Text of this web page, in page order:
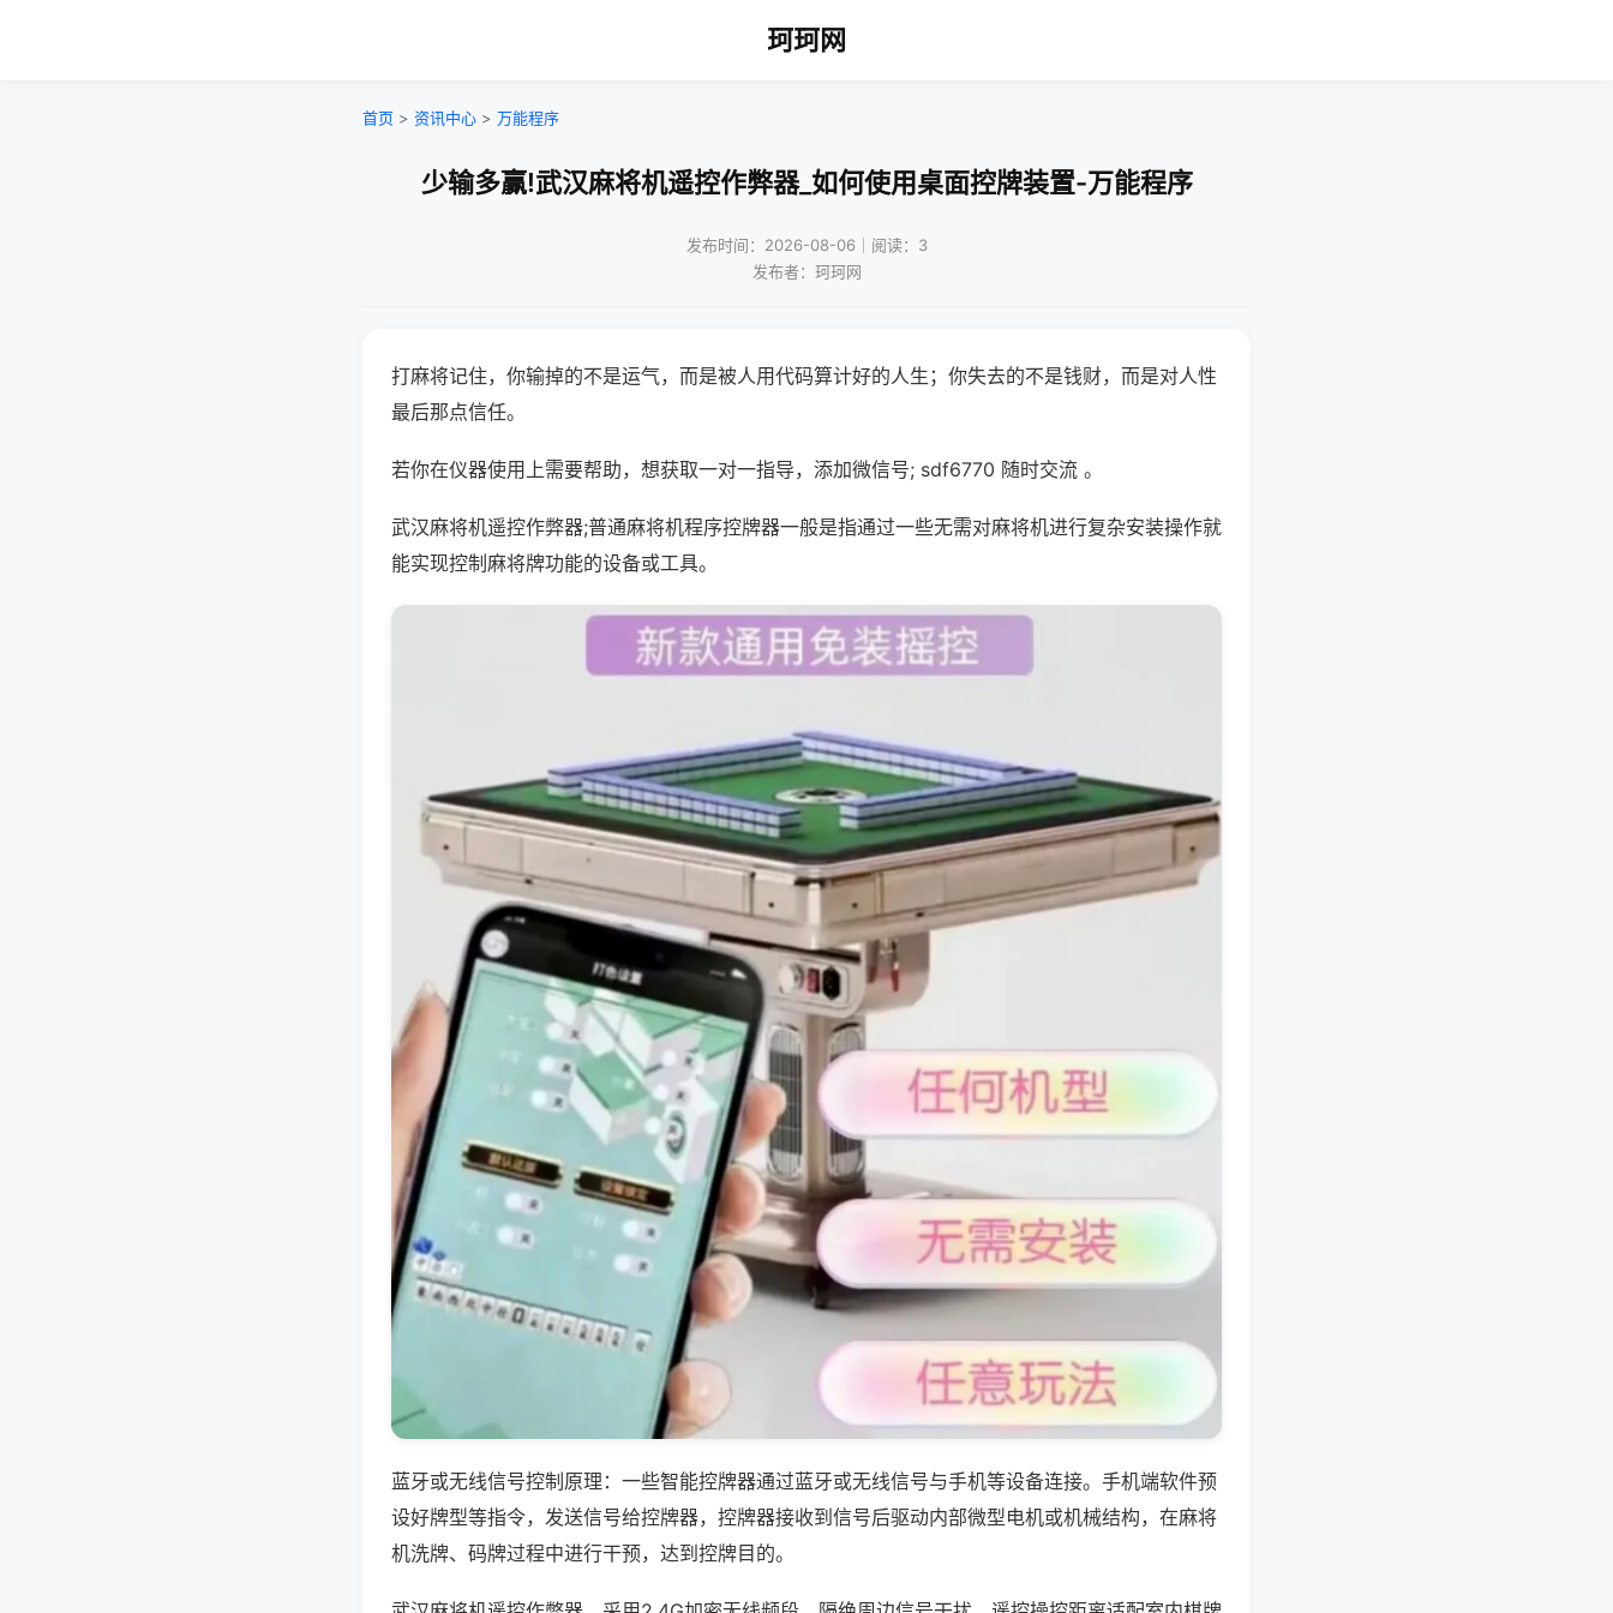
珂珂网
首页 > 资讯中心 > 万能程序
少输多赢!武汉麻将机遥控作弊器_如何使用桌面控牌装置-万能程序
发布时间：2026-08-06｜阅读：3
发布者：珂珂网
打麻将记住，你输掉的不是运气，而是被人用代码算计好的人生；你失去的不是钱财，而是对人性
最后那点信任。
若你在仪器使用上需要帮助，想获取一对一指导，添加微信号; sdf6770 随时交流 。
武汉麻将机遥控作弊器;普通麻将机程序控牌器一般是指通过一些无需对麻将机进行复杂安装操作就
能实现控制麻将牌功能的设备或工具。
蓝牙或无线信号控制原理：一些智能控牌器通过蓝牙或无线信号与手机等设备连接。手机端软件预
设好牌型等指令，发送信号给控牌器，控牌器接收到信号后驱动内部微型电机或机械结构，在麻将
机洗牌、码牌过程中进行干预，达到控牌目的。